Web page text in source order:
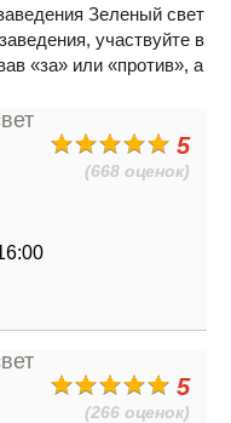
Зеленый свет
участвуйте в
«за» или «против», а
5
(668 оценок)
5
(266 оценок)